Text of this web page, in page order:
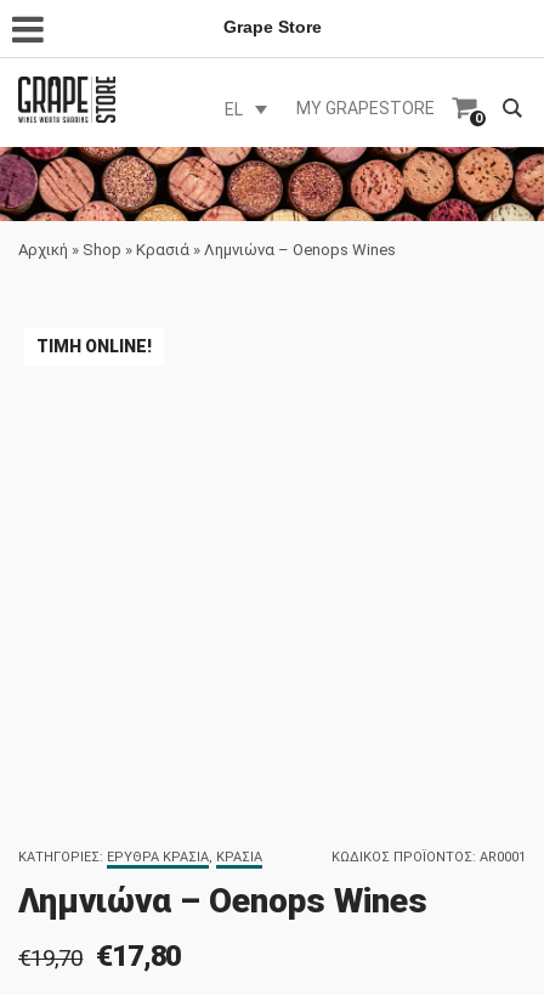
Grape Store
EL MY GRAPESTORE
0
Αρχική » Shop » Κρασιά » Λημνιώνα – Oenops Wines
ΤΙΜΉ ONLINE!
ΚΩΔΙΚΌΣ ΠΡΟΪΌΝΤΟΣ: AR0001
ΚΑΤΗΓΟΡΊΕΣ: ΕΡΥΘΡΆ ΚΡΑΣΙΆ, ΚΡΑΣΙΆ
Λημνιώνα – Oenops Wines
€19,70 Original
€17,80Η